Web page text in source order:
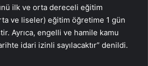
ilk ve orta dereceli eğitim
ve liseler) eğitim öğretime 1 gün
Ayrıca, engelli ve hamile kamu
idari izinli sayılacaktır” denildi.